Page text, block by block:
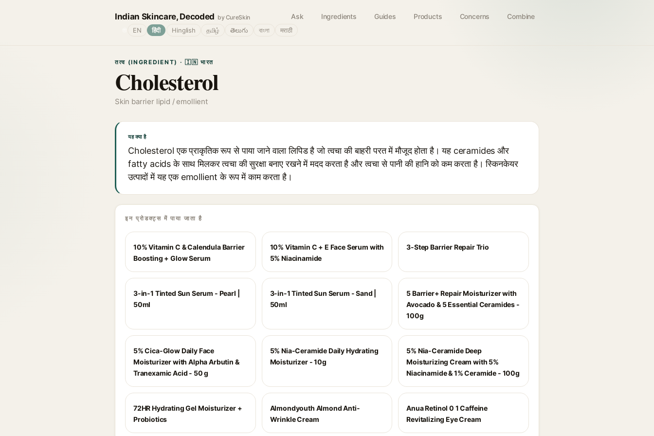
Indian Skincare, Decoded by CureSkin Ask Ingredients Guides Products Concerns Combine
EN हिंदी Hinglish தமிழ் తెలుగు বাংলা मराठी
तत्व (INGREDIENT) · 🇮🇳 भारत
Cholesterol
Skin barrier lipid / emollient
यह क्या है
Cholesterol एक प्राकृतिक रूप से पाया जाने वाला लिपिड है जो त्वचा की बाहरी परत में मौजूद होता है। यह ceramides और
fatty acids के साथ मिलकर त्वचा की सुरक्षा बनाए रखने में मदद करता है और त्वचा से पानी की हानि को कम करता है। स्किनकेयर
उत्पादों में यह एक emollient के रूप में काम करता है।
इन प्रोडक्ट्स में पाया जाता है
10% Vitamin C & Calendula Barrier
Boosting + Glow Serum
10% Vitamin C + E Face Serum with
5% Niacinamide
3-Step Barrier Repair Trio
3-in-1 Tinted Sun Serum - Pearl |
50ml
3-in-1 Tinted Sun Serum - Sand |
50ml
5 Barrier+ Repair Moisturizer with
Avocado & 5 Essential Ceramides -
100g
5% Cica-Glow Daily Face
Moisturizer with Alpha Arbutin &
Tranexamic Acid - 50 g
5% Nia-Ceramide Daily Hydrating
Moisturizer - 10g
5% Nia-Ceramide Deep
Moisturizing Cream with 5%
Niacinamide & 1% Ceramide - 100g
72HR Hydrating Gel Moisturizer +
Probiotics
Almondyouth Almond Anti-
Wrinkle Cream
Anua Retinol 0 1 Caffeine
Revitalizing Eye Cream